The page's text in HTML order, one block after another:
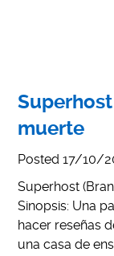
muerte
Posted17/10/
Superhost
Sinopsis: Una
hacer reseñas
una casa de